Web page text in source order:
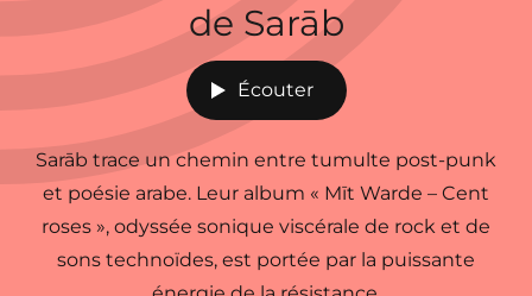
de Sarāb
Écouter
Sarāb trace un chemin entre tumulte post-punk
et poésie arabe. Leur album « Mīt Warde – Cent
roses », odyssée sonique viscérale de rock et de
sons technoïdes, est portée par la puissante